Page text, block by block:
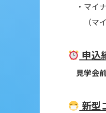
・マイ
（マイ
申込
見学会
新型